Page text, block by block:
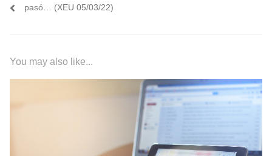
entradas
pasó… (XEU 05/03/22)
You may also like...